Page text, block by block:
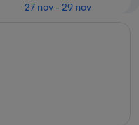
27 nov - 29 nov